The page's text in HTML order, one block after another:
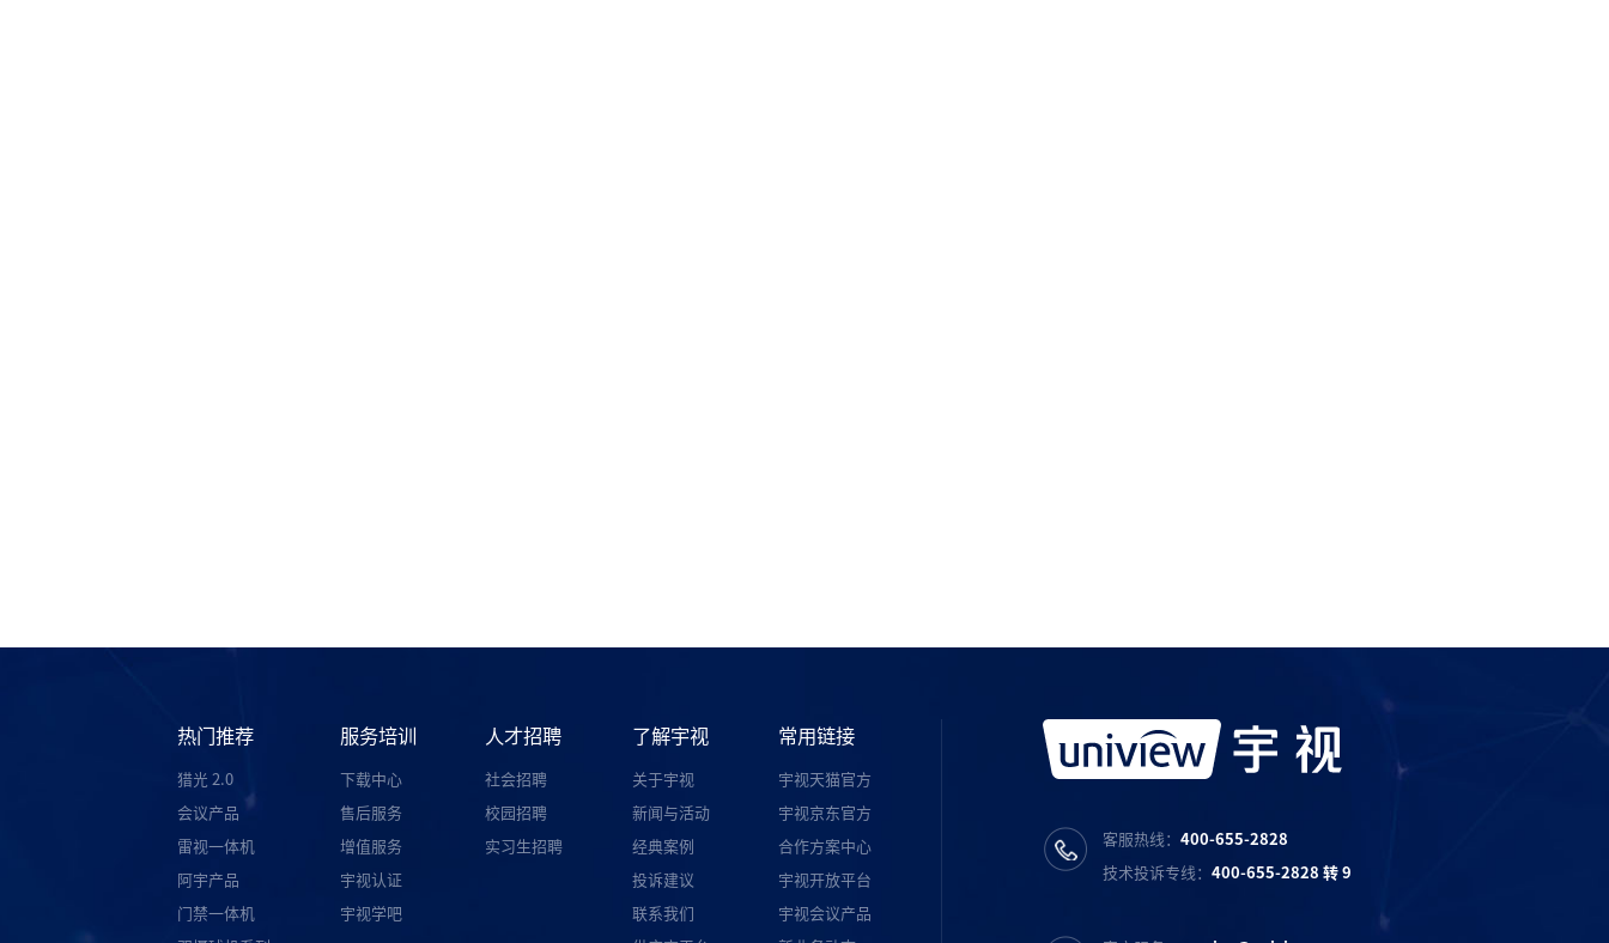
热门推荐
猎光 2.0
会议产品
雷视一体机
阿宇产品
门禁一体机
服务培训
下载中心
售后服务
增值服务
宇视认证
宇视学吧
人才招聘
社会招聘
校园招聘
实习生招聘
了解宇视
关于宇视
新闻与活动
经典案例
投诉建议
联系我们
常用链接
宇视天猫官方
宇视京东官方
合作方案中心
宇视开放平台
宇视会议产品
客服热线：400-655-2828
技术投诉专线：400-655-2828 转 9